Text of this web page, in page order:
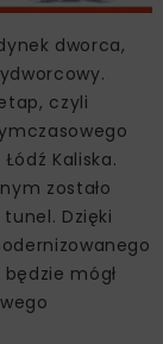
dworca,
czyli
Kaliska.
zostało
Dzięki
mógł